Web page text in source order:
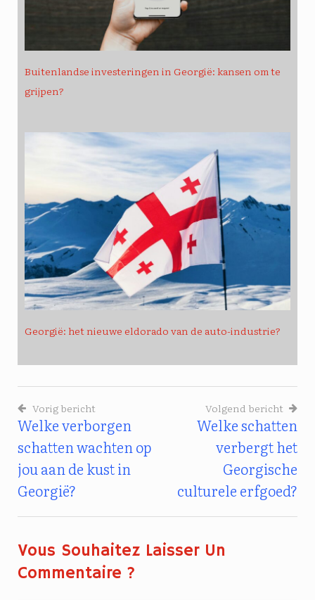
Buitenlandse investeringen in Georgië: kansen om te
grijpen?
Georgië: het nieuwe eldorado van de auto-industrie?
Bericht
Navigatie
Vorig bericht
Welke verborgen
schatten wachten op
jou aan de kust in
Georgië?
Volgend bericht
Welke schatten
verbergt het
Georgische
culturele erfgoed?
Vous Souhaitez Laisser Un
Commentaire ?